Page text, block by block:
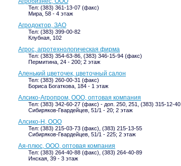
Тел: (383) 361-13-07 (факс)
Мира, 58 - 4 этаж
Агродоктор, ЗАО
Тел: (383) 399-00-82
Клубная, 102
Агрос, агротехнологическая фирма
Тел: (383) 354-63-86, (383) 346-15-94 (факс)
Пермитина, 24 - 200; 2 этаж
Аленький цветочек, цветочный салон
Тел: (383) 260-00-31 (факс)
Бориса Богаткова, 184 - 1 этаж
Алсико-Агропром, ООО, оптовая компания
Тел: (383) 342-60-27 (факс) - доп. 250, 251, (383) 315-12-40
Сибиряков-Гвардейцев, 51/1 - 20; 2 этаж
Алсико-Н, ООО
Тел: (383) 215-03-73 (факс), (383) 215-13-55
Сибиряков-Гвардейцев, 51/1 - 225; 2 этаж
Ая-плюс, ООО, оптовая компания
Тел: (383) 264-40-88 (факс), (383) 264-40-89
Инская, 39 - 3 этаж